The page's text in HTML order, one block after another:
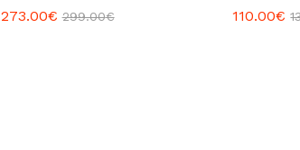
273.00€ 299.00€ 110.00€